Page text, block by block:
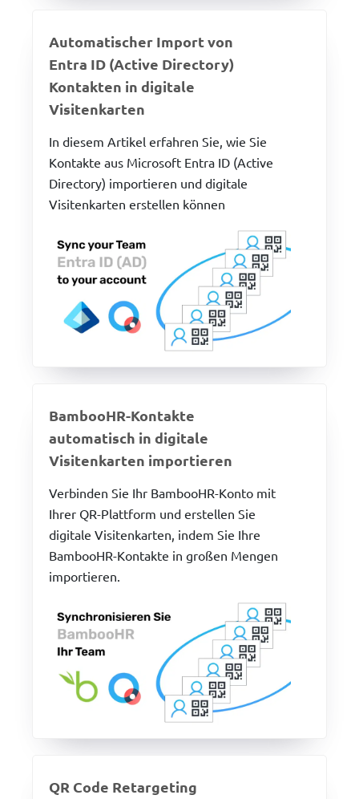
Automatischer Import von
Entra ID (Active Directory)
Kontakten in digitale
Visitenkarten
In diesem Artikel erfahren Sie, wie Sie
Kontakte aus Microsoft Entra ID (Active
Directory) importieren und digitale
Visitenkarten erstellen können
BambooHR-Kontakte
automatisch in digitale
Visitenkarten importieren
Verbinden Sie Ihr BambooHR-Konto mit
Ihrer QR-Plattform und erstellen Sie
digitale Visitenkarten, indem Sie Ihre
BambooHR-Kontakte in großen Mengen
importieren.
QR Code Retargeting